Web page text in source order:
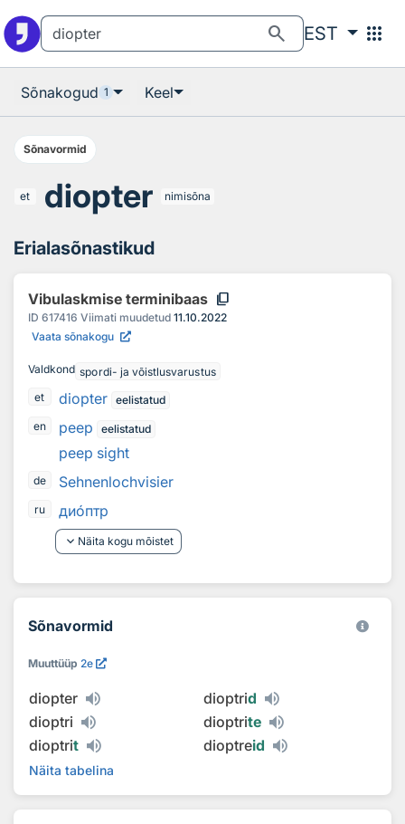
search EST apps
Sõnakogud 1 Keel
Sõnavormid
et diopter nimisõna
Erialasõnastikud
Vibulaskmise terminibaas content_copy
ID 617416 Viimati muudetud 11.10.2022
Vaata sõnakogu
Valdkond spordi- ja võistlusvarustus
et
diopter eelistatud
en
peep eelistatud
peep sight
de Sehnenlochvisier
ru диоптр
keyboard_arrow_down Näita kogu mõistet
Sõnavormid
Muuttüüp 2e
diopter dioptrid
dioptri
dioptrite
dioptrit dioptreid
Näita tabelina